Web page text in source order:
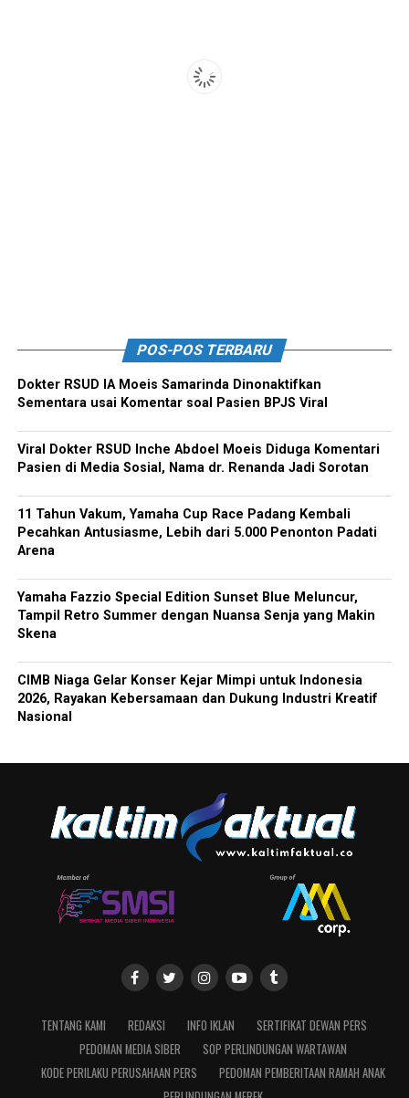
POS-POS TERBARU
Dokter RSUD IA Moeis Samarinda Dinonaktifkan
Sementara usai Komentar soal Pasien BPJS Viral
Viral Dokter RSUD Inche Abdoel Moeis Diduga Komentari
Pasien di Media Sosial, Nama dr. Renanda Jadi Sorotan
11 Tahun Vakum, Yamaha Cup Race Padang Kembali
Pecahkan Antusiasme, Lebih dari 5.000 Penonton Padati
Arena
Yamaha Fazzio Special Edition Sunset Blue Meluncur,
Tampil Retro Summer dengan Nuansa Senja yang Makin
Skena
CIMB Niaga Gelar Konser Kejar Mimpi untuk Indonesia
2026, Rayakan Kebersamaan dan Dukung Industri Kreatif
Nasional
TENTANG KAMI REDAKSI INFO IKLAN
SERTIFIKAT DEWAN PERS
PEDOMAN MEDIA SIBER
SOP PERLINDUNGAN WARTAWAN
KODE PERILAKU PERUSAHAAN PERS
PEDOMAN PEMBERITAAN RAMAH ANAK